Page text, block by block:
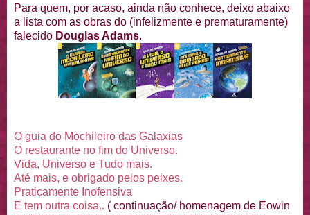
Para quem, por acaso, ainda não conhece, deixo abaixo
a lista com as obras do (infelizmente e prematuramente)
falecido Douglas Adams.
O guia do Mochileiro das Galaxias
O restaurante no fim do Universo.
Vida, Universo e Tudo mais.
Até mais, e obrigado pelos peixes.
Praticamente Inofensiva
E tem outra coisa.. ( continuação/ homenagem de Eowin